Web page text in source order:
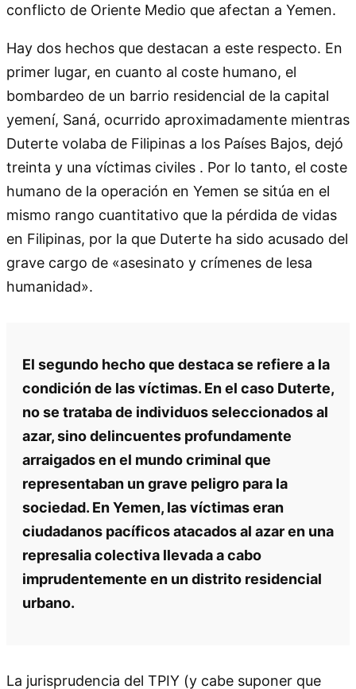
conflicto de Oriente Medio que afectan a Yemen.
Hay dos hechos que destacan a este respecto. En
primer lugar, en cuanto al coste humano, el
bombardeo de un barrio residencial de la capital
yemení, Saná, ocurrido aproximadamente mientras
Duterte volaba de Filipinas a los Países Bajos, dejó
treinta y una víctimas civiles . Por lo tanto, el coste
humano de la operación en Yemen se sitúa en el
mismo rango cuantitativo que la pérdida de vidas
en Filipinas, por la que Duterte ha sido acusado del
grave cargo de «asesinato y crímenes de lesa
humanidad».
El segundo hecho que destaca se refiere a la
condición de las víctimas. En el caso Duterte,
no se trataba de individuos seleccionados al
azar, sino delincuentes profundamente
arraigados en el mundo criminal que
representaban un grave peligro para la
sociedad. En Yemen, las víctimas eran
ciudadanos pacíficos atacados al azar en una
represalia colectiva llevada a cabo
imprudentemente en un distrito residencial
urbano.
La jurisprudencia del TPIY (y cabe suponer que